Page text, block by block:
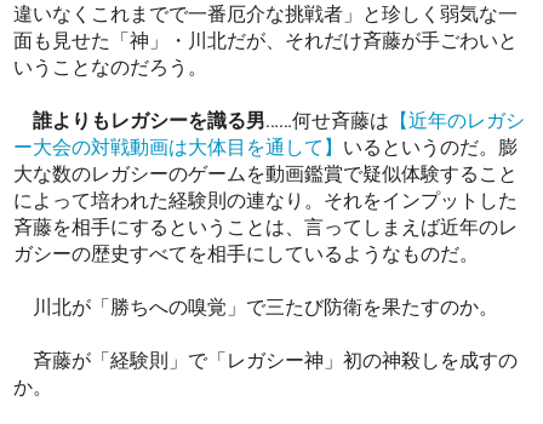
違いなくこれまでで一番厄介な挑戦者」と珍しく弱気な一
面も見せた「神」・川北だが、それだけ斉藤が手ごわいと
いうことなのだろう。
誰よりもレガシーを識る男……何せ斉藤は 【近年のレガシ
ー大会の対戦動画は大体目を通して】 いるというのだ。膨
大な数のレガシーのゲームを動画鑑賞で疑似体験すること
によって培われた経験則の連なり。それをインプットした
斉藤を相手にするということは、言ってしまえば近年のレ
ガシーの歴史すべてを相手にしているようなものだ。
川北が「勝ちへの嗅覚」で三たび防衛を果たすのか。
斉藤が「経験則」で「レガシー神」初の神殺しを成すの
か。